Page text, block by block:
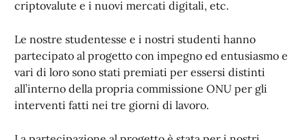
criptovalute e i nuovi mercati digitali, etc.
Le nostre studentesse e i nostri studenti hanno
partecipato al progetto con impegno ed entusiasmo e
vari di loro sono stati premiati per essersi distinti
all’interno della propria commissione ONU per gli
interventi fatti nei tre giorni di lavoro.